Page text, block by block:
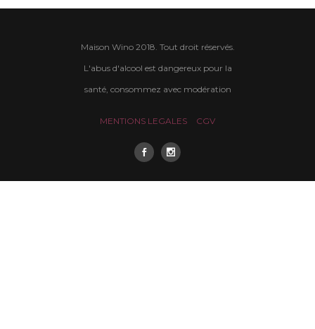
Maison Wino 2018. Tout droit réservés.
L'abus d'alcool est dangereux pour la
santé, consommez avec modération
MENTIONS LEGALES CGV